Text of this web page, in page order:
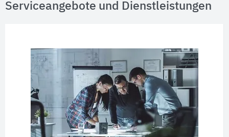
Serviceangebote und Dienstleistungen